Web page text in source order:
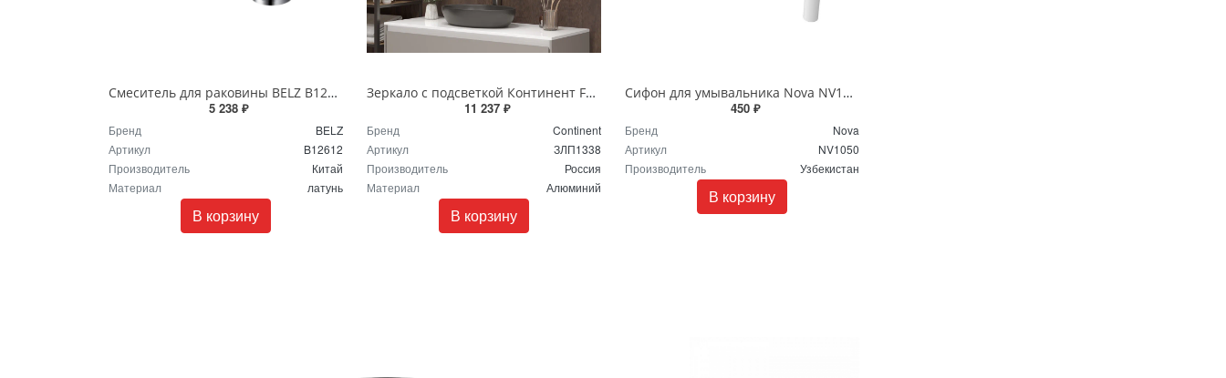
Смеситель для раковины BELZ B12612 хром
5 238 ₽
Бренд
BELZ
Артикул
B12612
Производитель
Китай
Материал
латунь
В корзину
Зеркало с подсветкой Континент Frame silver standart 900x700 ЗЛП1338
11 237 ₽
Бренд
Continent
Артикул
ЗЛП1338
Производитель
Россия
Материал
Алюминий
В корзину
Сифон для умывальника Nova NV1050 выпуск 64 мм
450 ₽
Бренд
Nova
Артикул
NV1050
Производитель
Узбекистан
В корзину